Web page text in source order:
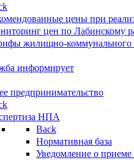
цены при
цен по Лабинскому
жилищно-коммунального
информирует
предпринимательство
НПА
Back
Нормативная база
Уведомление о